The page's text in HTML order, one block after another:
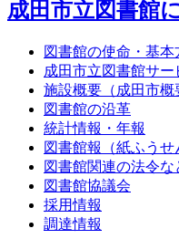
成田市立図書館
図書館の使命・基本
成田市立図書館サー
施設概要（成田市概
図書館の沿革
統計情報・年報
図書館報（紙ふうせ
図書館関連の法令な
図書館協議会
採用情報
調達情報